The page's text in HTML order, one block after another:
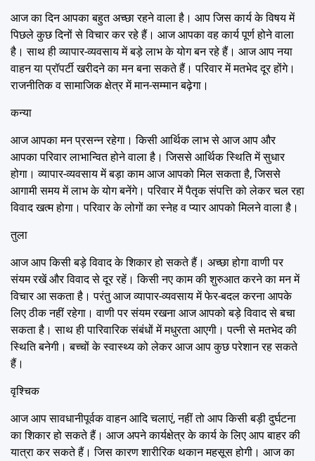
आज का दिन आपका बहुत अच्छा रहने वाला है। आप जिस कार्य के विषय में
पिछले कुछ दिनों से विचार कर रहे हैं। आज आपका वह कार्य पूर्ण होने वाला
है। साथ ही व्यापार-व्यवसाय में बड़े लाभ के योग बन रहे हैं। आज आप नया
वाहन या प्रॉपर्टी खरीदने का मन बना सकते हैं। परिवार में मतभेद दूर होंगे।
राजनीतिक व सामाजिक क्षेत्र में मान-सम्मान बढ़ेगा।
कन्या
आज आपका मन प्रसन्न रहेगा। किसी आर्थिक लाभ से आज आप और
आपका परिवार लाभान्वित होने वाला है। जिससे आर्थिक स्थिति में सुधार
होगा। व्यापार-व्यवसाय में बड़ा काम आज आपको मिल सकता है, जिससे
आगामी समय में लाभ के योग बनेंगे। परिवार में पैतृक संपत्ति को लेकर चल रहा
विवाद खत्म होगा। परिवार के लोगों का स्नेह व प्यार आपको मिलने वाला है।
तुला
आज आप किसी बड़े विवाद के शिकार हो सकते हैं। अच्छा होगा वाणी पर
संयम रखें और विवाद से दूर रहें। किसी नए काम की शुरुआत करने का मन में
विचार आ सकता है। परंतु आज व्यापार-व्यवसाय में फेर-बदल करना आपके
लिए ठीक नहीं रहेगा। वाणी पर संयम रखना आज आपको बड़े विवाद से बचा
सकता है। साथ ही पारिवारिक संबंधों में मधुरता आएगी। पत्नी से मतभेद की
स्थिति बनेगी। बच्चों के स्वास्थ्य को लेकर आज आप कुछ परेशान रह सकते
हैं।
वृश्चिक
आज आप सावधानीपूर्वक वाहन आदि चलाएं, नहीं तो आप किसी बड़ी दुर्घटना
का शिकार हो सकते हैं। आज अपने कार्यक्षेत्र के कार्य के लिए आप बाहर की
यात्रा कर सकते हैं। जिस कारण शारीरिक थकान महसूस होगी। आज का